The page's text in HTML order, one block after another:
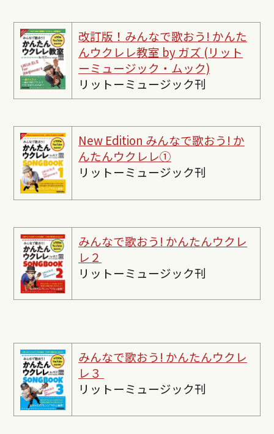
改訂版！みんなで歌おう! かんた
んウクレレ教室 by ガズ (リット
ーミュージック・ムック)
リットーミュージック刊
New Edition みんなで歌おう! か
んたんウクレレ①
リットーミュージック刊
みんなで歌おう! かんたんウクレ
レ２
リットーミュージック刊
みんなで歌おう! かんたんウクレ
レ３
リットーミュージック刊